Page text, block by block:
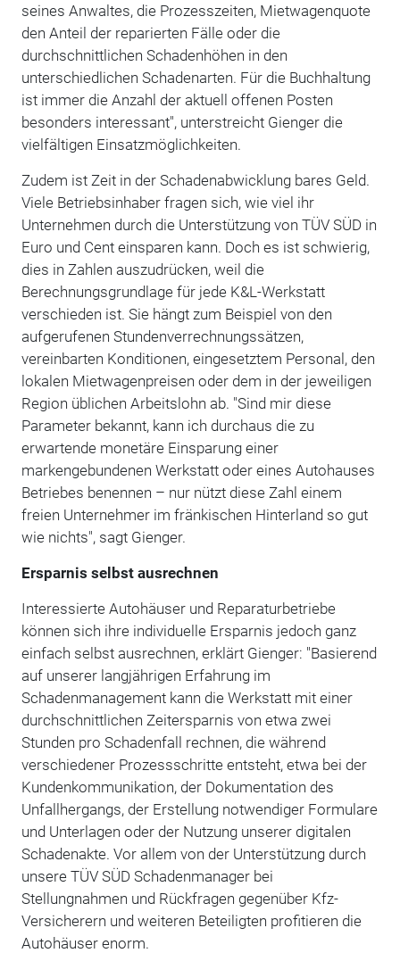
seines Anwaltes, die Prozesszeiten, Mietwagenquote
den Anteil der reparierten Fälle oder die
durchschnittlichen Schadenhöhen in den
unterschiedlichen Schadenarten. Für die Buchhaltung
ist immer die Anzahl der aktuell offenen Posten
besonders interessant", unterstreicht Gienger die
vielfältigen Einsatzmöglichkeiten.
Zudem ist Zeit in der Schadenabwicklung bares Geld.
Viele Betriebsinhaber fragen sich, wie viel ihr
Unternehmen durch die Unterstützung von TÜV SÜD in
Euro und Cent einsparen kann. Doch es ist schwierig,
dies in Zahlen auszudrücken, weil die
Berechnungsgrundlage für jede K&L-Werkstatt
verschieden ist. Sie hängt zum Beispiel von den
aufgerufenen Stundenverrechnungssätzen,
vereinbarten Konditionen, eingesetztem Personal, den
lokalen Mietwagenpreisen oder dem in der jeweiligen
Region üblichen Arbeitslohn ab. "Sind mir diese
Parameter bekannt, kann ich durchaus die zu
erwartende monetäre Einsparung einer
markengebundenen Werkstatt oder eines Autohauses
Betriebes benennen – nur nützt diese Zahl einem
freien Unternehmer im fränkischen Hinterland so gut
wie nichts", sagt Gienger.
Ersparnis selbst ausrechnen
Interessierte Autohäuser und Reparaturbetriebe
können sich ihre individuelle Ersparnis jedoch ganz
einfach selbst ausrechnen, erklärt Gienger: "Basierend
auf unserer langjährigen Erfahrung im
Schadenmanagement kann die Werkstatt mit einer
durchschnittlichen Zeitersparnis von etwa zwei
Stunden pro Schadenfall rechnen, die während
verschiedener Prozessschritte entsteht, etwa bei der
Kundenkommunikation, der Dokumentation des
Unfallhergangs, der Erstellung notwendiger Formulare
und Unterlagen oder der Nutzung unserer digitalen
Schadenakte. Vor allem von der Unterstützung durch
unsere TÜV SÜD Schadenmanager bei
Stellungnahmen und Rückfragen gegenüber Kfz-
Versicherern und weiteren Beteiligten profitieren die
Autohäuser enorm.